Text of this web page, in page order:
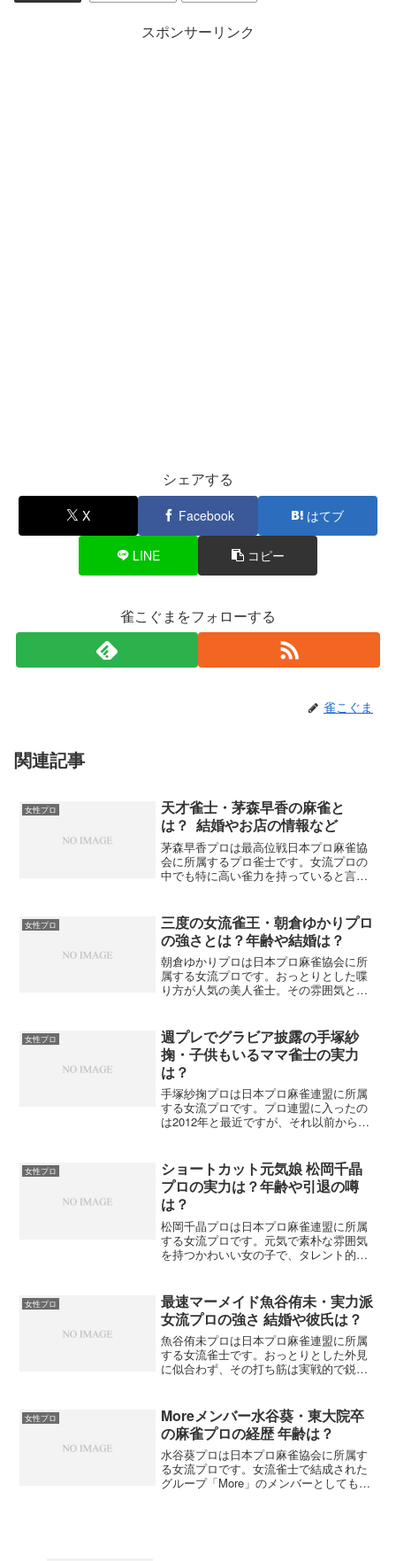
スポンサーリンク
シェアする
X Facebook はてブ
LINE コピー
雀こぐまをフォローする
雀こぐま
関連記事
女性プロ
天才雀士・茅森早香の麻雀と
は？ 結婚やお店の情報など
茅森早香プロは最高位戦日本プロ麻雀協
会に所属するプロ雀士です。女流プロの
中でも特に高い雀力を持っていると言わ
が、時折見せる笑顔はとてもチャーミン
グ。決して愛嬌を振りまくタイプではあ
りませんが、ファンの人気は非常に高い
女流雀士です。そんな茅森早香プロにつ
いてまとめてみました。
女性プロ
三度の女流雀王・朝倉ゆかりプロ
の強さとは？年齢や結婚は？
朝倉ゆかりプロは日本プロ麻雀協会に所
属する女流プロです。おっとりとした喋
り方が人気の美人雀士。その雰囲気とは
ロについてまとめてみました。
女性プロ
週プレでグラビア披露の手塚紗
掬・子供もいるママ雀士の実力
は？
手塚紗掬プロは日本プロ麻雀連盟に所属
する女流プロです。プロ連盟に入ったの
は2012年と最近ですが、それ以前から麻
雀士でした。まだ女性プロが少ない時代
から活躍して、女流ブームを起こした牽
引者の一人でもあります。そんな手塚紗
掬プロについてまとめてみました。
女性プロ
ショートカット元気娘 松岡千晶
プロの実力は？年齢や引退の噂
は？
松岡千晶プロは日本プロ麻雀連盟に所属
する女流プロです。元気で素朴な雰囲気
を持つかわいい女の子で、タレント的な
昇中。そんな松岡千晶プロについてまと
めてみました。
女性プロ
最速マーメイド魚谷侑未・実力派
女流プロの強さ 結婚や彼氏は？
魚谷侑未プロは日本プロ麻雀連盟に所属
する女流雀士です。おっとりとした外見
に似合わず、その打ち筋は実戦的で鋭い
についてまとめてみました。
女性プロ
Moreメンバー水谷葵・東大院卒
の麻雀プロの経歴 年齢は？
水谷葵プロは日本プロ麻雀協会に所属す
る女流プロです。女流雀士で結成された
グループ「More」のメンバーとしても注